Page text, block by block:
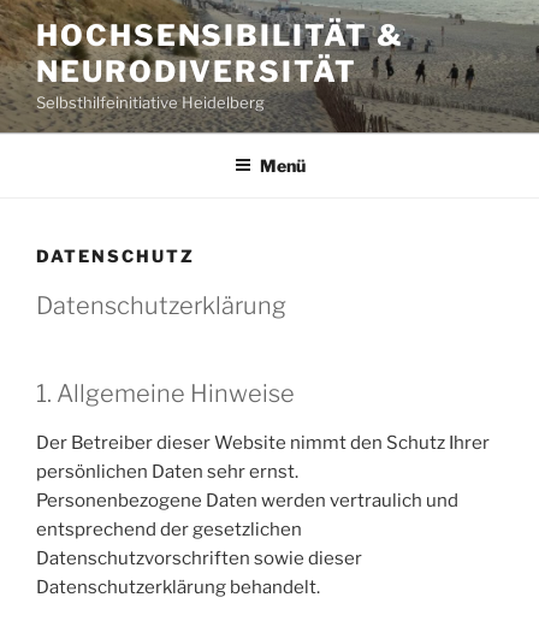
Zum
Inhalt
springen
HOCHSENSIBILITÄT &
NEURODIVERSITÄT
Selbsthilfeinitiative Heidelberg
Menü
DATENSCHUTZ
Datenschutzerklärung
1. Allgemeine Hinweise
Der Betreiber dieser Website nimmt den Schutz Ihrer
persönlichen Daten sehr ernst.
Personenbezogene Daten werden vertraulich und
entsprechend der gesetzlichen
Datenschutzvorschriften sowie dieser
Datenschutzerklärung behandelt.